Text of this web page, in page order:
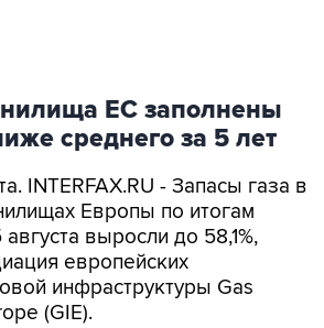
ЕС заполнены
среднего за 5 лет
INTERFAX.RU - Запасы газа в
Европы по итогам
выросли до 58,1%,
европейских
инфраструктуры Gas
(GIE).